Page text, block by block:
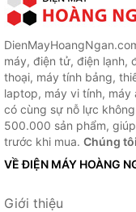
máy, điện tử, điện lạnh,
thoại, máy tính bảng,
laptop, máy vi tính, máy
có cùng sự nỗ lực
500.000 sản phẩm,
trước khi mua. Chúng
VỀ ĐIỆN MÁY HOÀNG
Giới thiệu